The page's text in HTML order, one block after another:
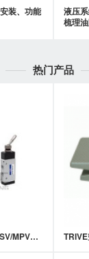
装、功能
液压
梳理
热门产品
KUOIN国鹰切换阀 BH/TSV/MPV系列手板阀 / 手拨阀